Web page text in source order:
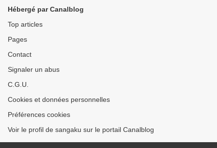
Hébergé par Canalblog
Top articles
Pages
Contact
Signaler un abus
C.G.U.
Cookies et données personnelles
Préférences cookies
Voir le profil de sangaku sur le portail Canalblog